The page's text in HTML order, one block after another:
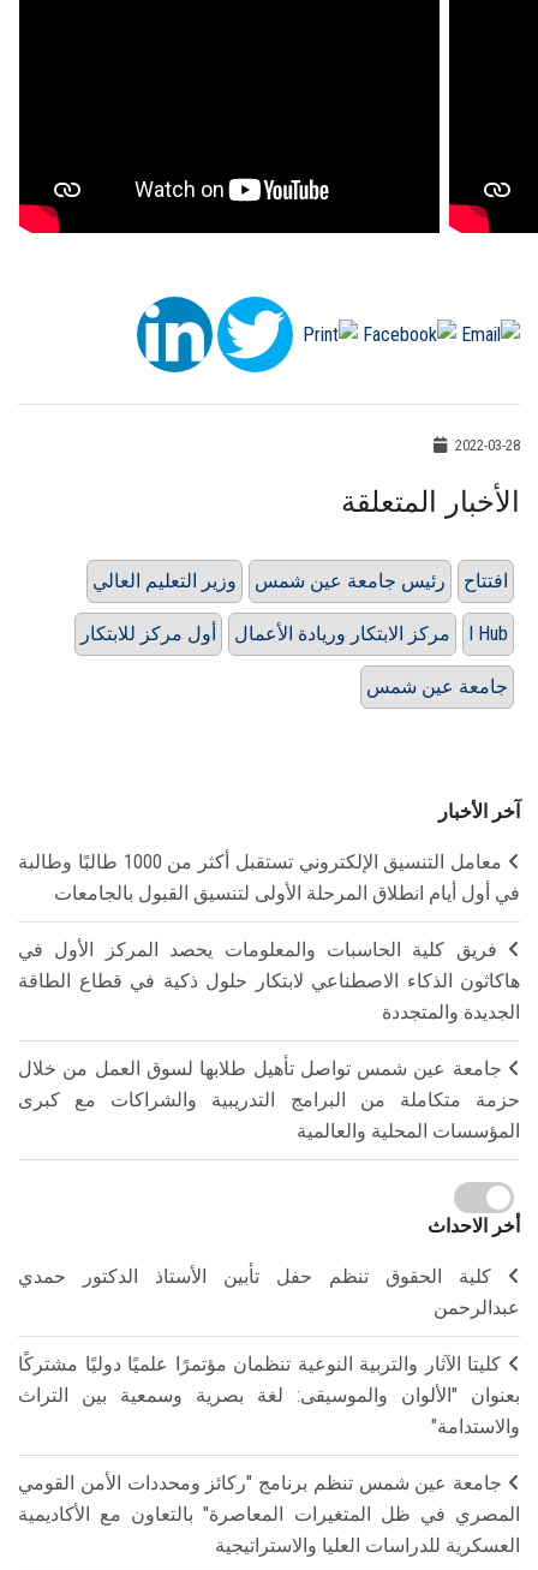
2022-03-28
الأخبار المتعلقة
وزير التعليم العالي رئيس جامعة عين شمس افتتاح
أول مركز للابتكار مركز الابتكار وريادة الأعمال I Hub
جامعة عين شمس
آخر الأخبار
معامل التنسيق الإلكتروني تستقبل أكثر من 1000 طالبًا وطالبة
في أول أيام انطلاق المرحلة الأولى لتنسيق القبول بالجامعات
فريق كلية الحاسبات والمعلومات يحصد المركز الأول في
هاكاثون الذكاء الاصطناعي لابتكار حلول ذكية في قطاع الطاقة
الجديدة والمتجددة
جامعة عين شمس تواصل تأهيل طلابها لسوق العمل من خلال
حزمة متكاملة من البرامج التدريبية والشراكات مع كبرى
المؤسسات المحلية والعالمية
أخر الاحداث
كلية الحقوق تنظم حفل تأبين الأستاذ الدكتور حمدي
عبدالرحمن
كليتا الآثار والتربية النوعية تنظمان مؤتمرًا علميًا دوليًا مشتركًا
بعنوان "الألوان والموسيقى: لغة بصرية وسمعية بين التراث
والاستدامة"
جامعة عين شمس تنظم برنامج "ركائز ومحددات الأمن القومي
المصري في ظل المتغيرات المعاصرة" بالتعاون مع الأكاديمية
العسكرية للدراسات العليا والاستراتيجية